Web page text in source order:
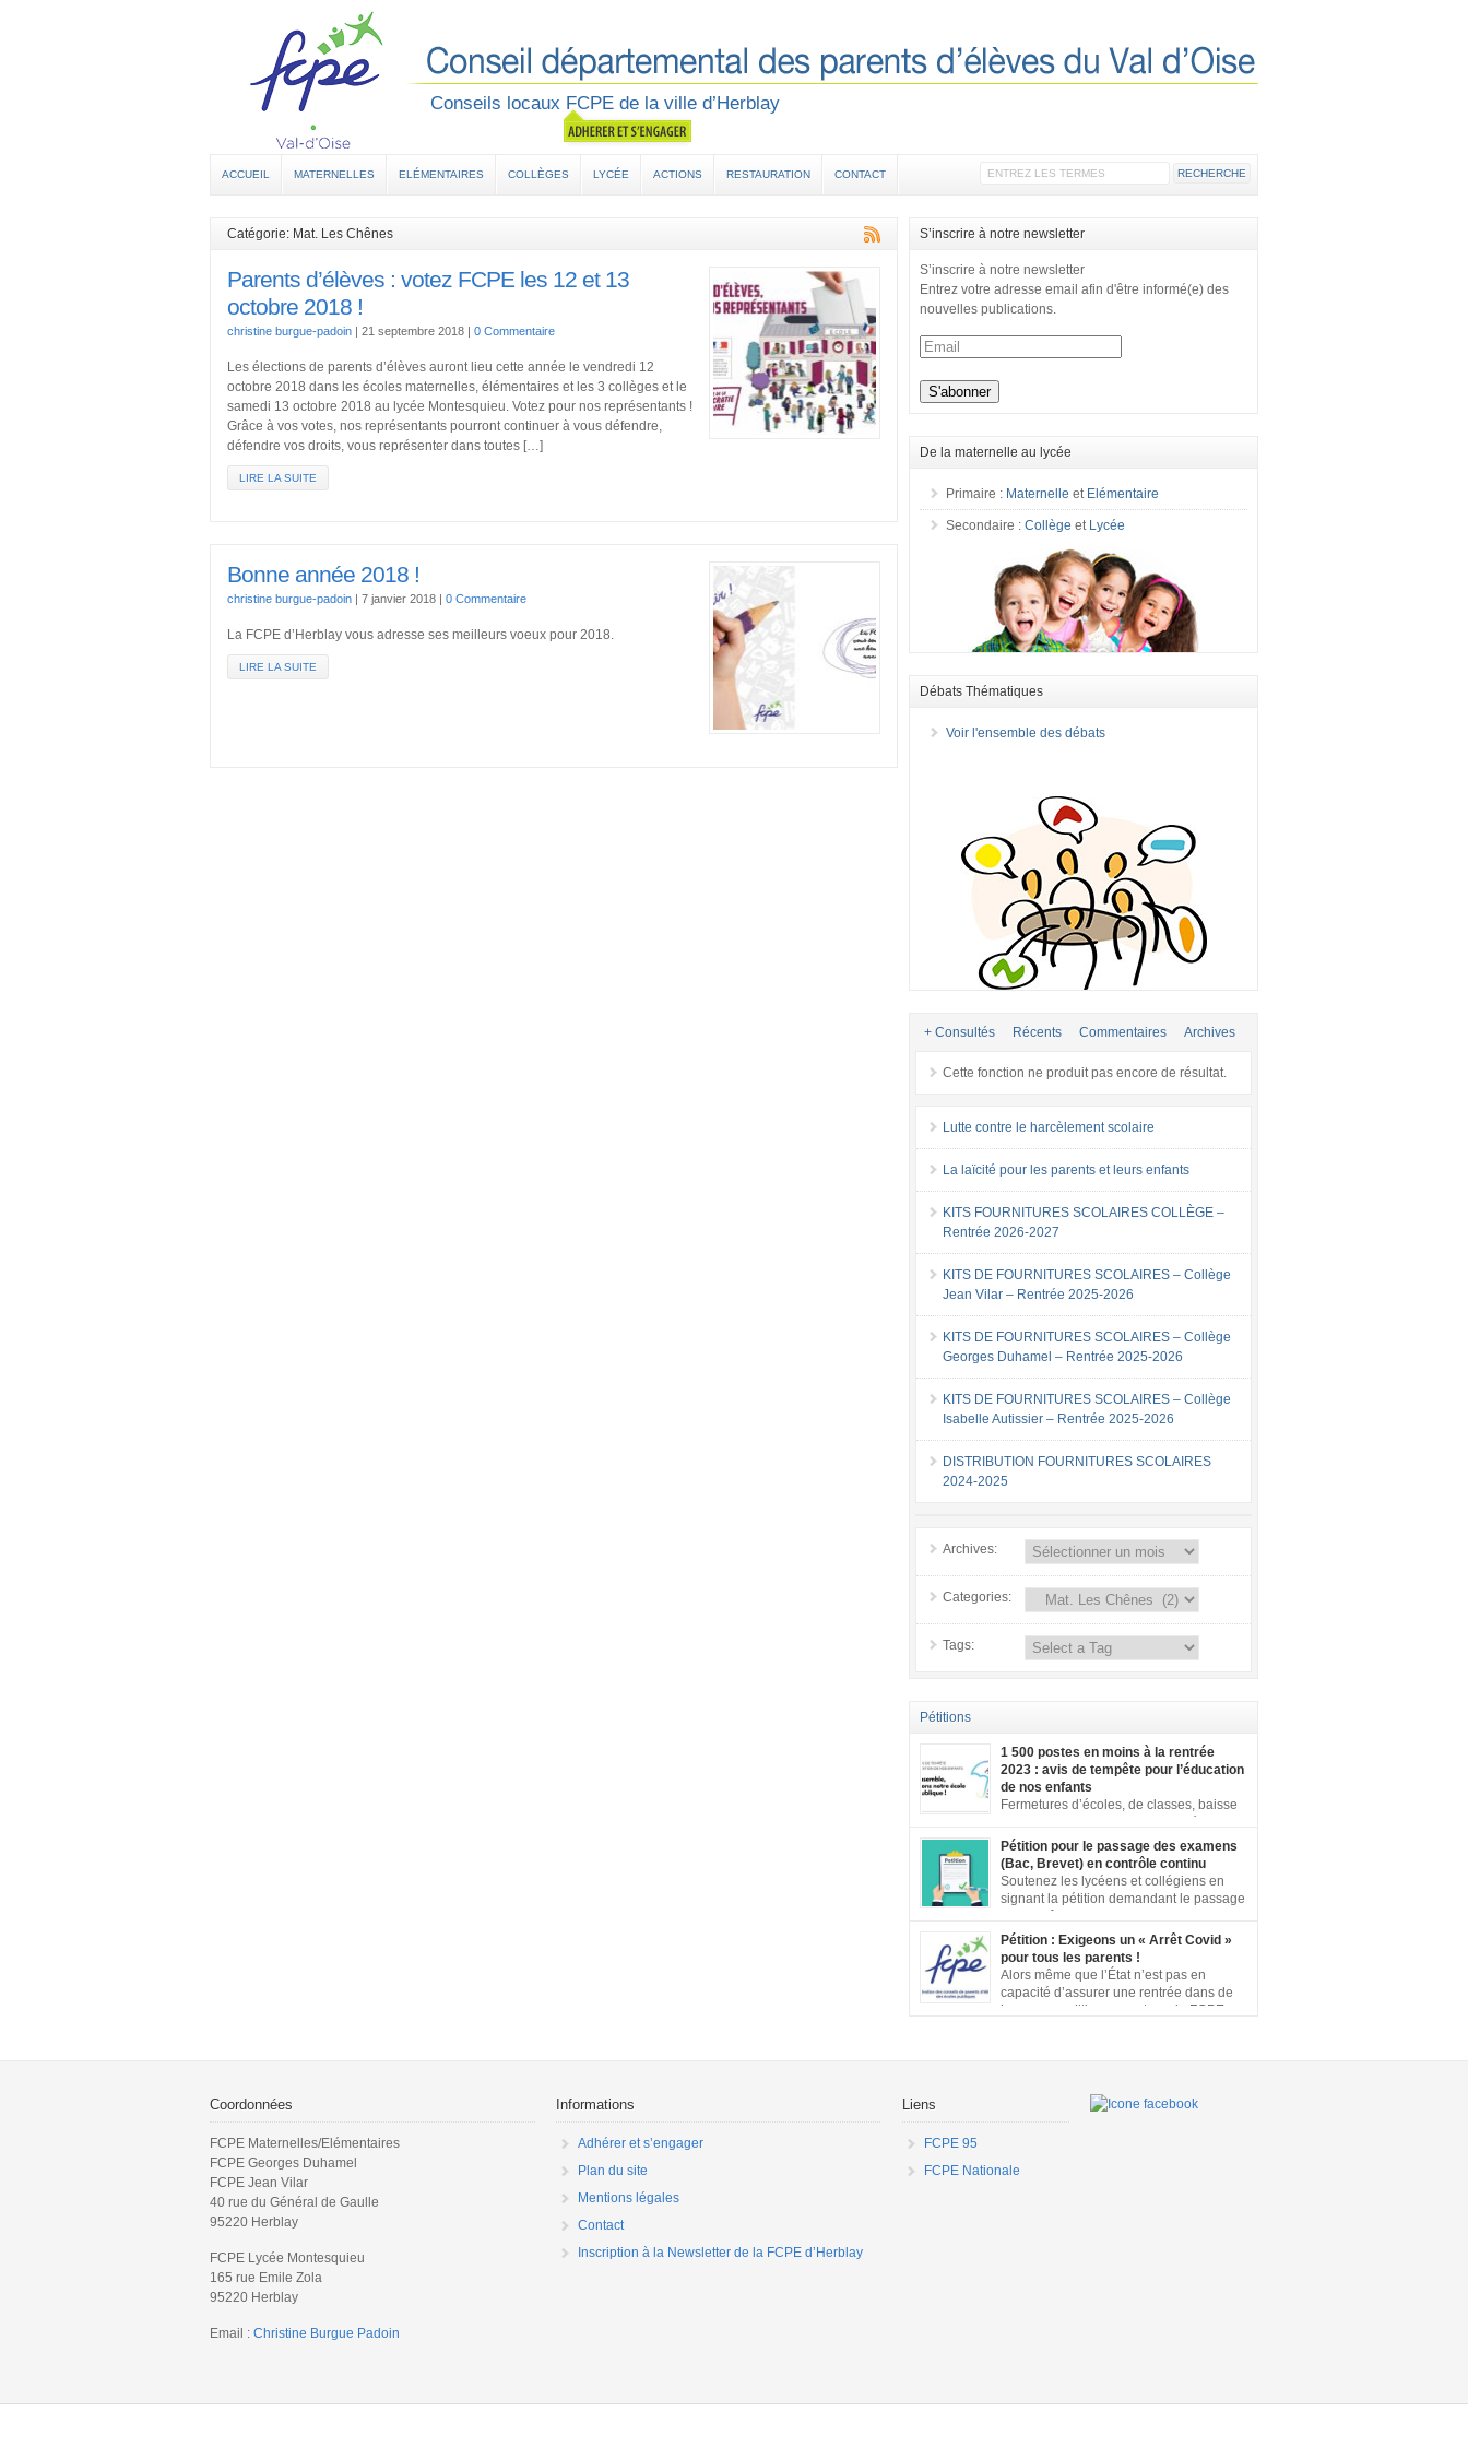
Conseils locaux FCPE de la ville d’Herblay
ACCUEIL MATERNELLES ELÉMENTAIRES COLLÈGES LYCÉE ACTIONS RESTAURATION CONTACT
Catégorie: Mat. Les Chênes
Parents d’élèves : votez FCPE les 12 et 13
octobre 2018 !
christine burgue-padoin | 21 septembre 2018 | 0 Commentaire
Les élections de parents d’élèves auront lieu cette année le vendredi 12
octobre 2018 dans les écoles maternelles, élémentaires et les 3 collèges et le
samedi 13 octobre 2018 au lycée Montesquieu. Votez pour nos représentants !
Grâce à vos votes, nos représentants pourront continuer à vous défendre,
défendre vos droits, vous représenter dans toutes […]
LIRE LA SUITE
Bonne année 2018 !
christine burgue-padoin | 7 janvier 2018 | 0 Commentaire
La FCPE d’Herblay vous adresse ses meilleurs voeux pour 2018.
LIRE LA SUITE
S’inscrire à notre newsletter
S’inscrire à notre newsletter
Entrez votre adresse email afin d'être informé(e) des
nouvelles publications.
De la maternelle au lycée
Primaire : Maternelle et Elémentaire
Secondaire :Collège et Lycée
Débats Thématiques
Voir l'ensemble des débats
+ Consultés Récents Commentaires Archives
Cette fonction ne produit pas encore de résultat.
Lutte contre le harcèlement scolaire
La laïcité pour les parents et leurs enfants
KITS FOURNITURES SCOLAIRES COLLÈGE –
Rentrée 2026-2027
KITS DE FOURNITURES SCOLAIRES – Collège
Jean Vilar – Rentrée 2025-2026
KITS DE FOURNITURES SCOLAIRES – Collège
Georges Duhamel – Rentrée 2025-2026
KITS DE FOURNITURES SCOLAIRES – Collège
Isabelle Autissier – Rentrée 2025-2026
DISTRIBUTION FOURNITURES SCOLAIRES
2024-2025
Archives:
Categories:
Tags:
Pétitions
1 500 postes en moins à la rentrée
2023 : avis de tempête pour l’éducation
de nos enfants
Fermetures d’écoles, de classes, baisse
tous points du territoire, face à ces annonces
inacceptables, vos mobilisations se multiplient. Notre
société a aujourd’hui une dette de bienveillance
envers tous les enfants et adolescents de ce pays. En
effet, être un enfant ou un adolescent dans le contexte
Pétition pour le passage des examens
(Bac, Brevet) en contrôle continu
Soutenez les lycéens et collégiens en
signant la pétition demandant le passage
examens. Les inégalités territoriales et locales sont
trop importantes : établissements qui ne respectent pas
les jauges, cours en distanciel inexistants, manque de
préparation…. Vous pouvez signer la pétition ici
Pétition : Exigeons un « Arrêt Covid »
pour tous les parents !
Alors même que l’État n’est pas en
capacité d’assurer une rentrée dans de
bonnes conditions pour tous, la FCPE
Coordonnées
FCPE Maternelles/Elémentaires
FCPE Georges Duhamel
FCPE Jean Vilar
40 rue du Général de Gaulle
95220 Herblay
FCPE Lycée Montesquieu
165 rue Emile Zola
95220 Herblay
Email : Christine Burgue Padoin
Informations
Adhérer et s’engager
Plan du site
Mentions légales
Contact
Inscription à la Newsletter de la FCPE d’Herblay
Liens
FCPE 95
FCPE Nationale